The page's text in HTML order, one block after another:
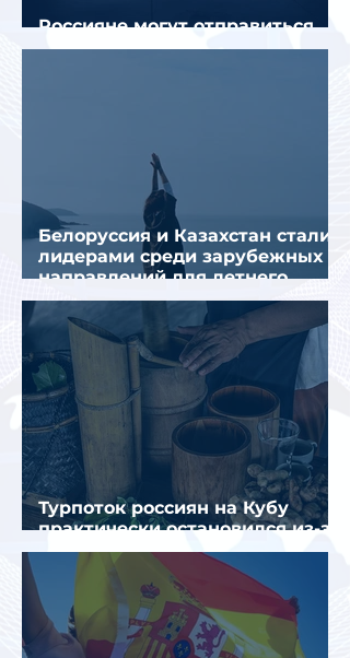
Россияне могут отправиться
прямыми рейсами в 34 страны
Белоруссия и Казахстан стали
лидерами среди зарубежных
направлений для летнего
отдыха россиян
Турпоток россиян на Кубу
практически остановился из-за
отсутствия прямых рейсов